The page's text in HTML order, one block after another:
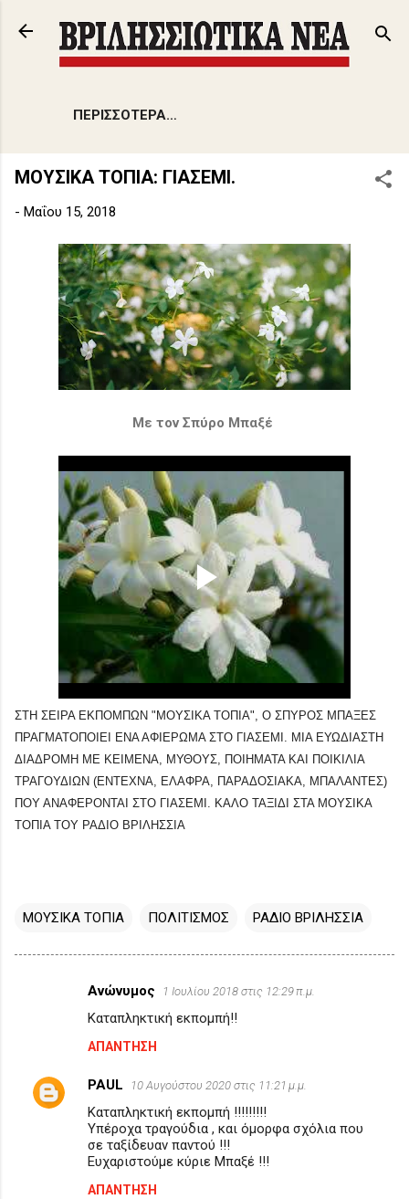
Μετάβαση στο κύριο περιεχόμενο
ΠΕΡΙΣΣΌΤΕΡΑ…
ΜΟΥΣΙΚΑ ΤΟΠΙΑ: ΓΙΑΣΕΜΙ.
- Μαΐου 15, 2018
Με τον Σπύρο Μπαξέ
ΣΤΗ ΣΕΙΡΑ ΕΚΠΟΜΠΩΝ "ΜΟΥΣΙΚΑ ΤΟΠΙΑ", Ο ΣΠΥΡΟΣ ΜΠΑΞΕΣ
ΠΡΑΓΜΑΤΟΠΟΙΕΙ ΕΝΑ ΑΦΙΕΡΩΜΑ ΣΤΟ ΓΙΑΣΕΜΙ. ΜΙΑ ΕΥΩΔΙΑΣΤΗ
ΔΙΑΔΡΟΜΗ ΜΕ ΚΕΙΜΕΝΑ, ΜΥΘΟΥΣ, ΠΟΙΗΜΑΤΑ ΚΑΙ ΠΟΙΚΙΛΙΑ
ΤΡΑΓΟΥΔΙΩΝ (ΕΝΤΕΧΝΑ, ΕΛΑΦΡΑ,
ΠΑΡΑΔΟΣΙΑΚΑ, ΜΠΑΛΑΝΤΕΣ)
ΠΟΥ ΑΝΑΦΕΡΟΝΤΑΙ ΣΤΟ ΓΙΑΣΕΜΙ. ΚΑΛΟ ΤΑΞΙΔΙ ΣΤΑ ΜΟΥΣΙΚΑ
ΤΟΠΙΑ ΤΟΥ ΡΑΔΙΟ ΒΡΙΛΗΣΣΙΑ
ΜΟΥΣΙΚΑ ΤΟΠΙΑ ΠΟΛΙΤΙΣΜΟΣ ΡΑΔΙΟ ΒΡΙΛΗΣΣΙΑ
λ
ι
Ανώνυμος 1 Ιουλίου 2018 στις 12:29 π.μ.
Καταπληκτική εκπομπή!!
ΑΠΆΝΤΗΣΗ
PAUL 10 Αυγούστου 2020 στις 11:21 μ.μ.
Καταπληκτική εκπομπή !!!!!!!!!
Υπέροχα τραγούδια , και όμορφα σχόλια που
σε ταξίδευαν παντού !!!
Ευχαριστούμε κύριε Μπαξέ !!!
ΑΠΆΝΤΗΣΗ